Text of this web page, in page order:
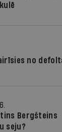
no
Bergšteins
seju?